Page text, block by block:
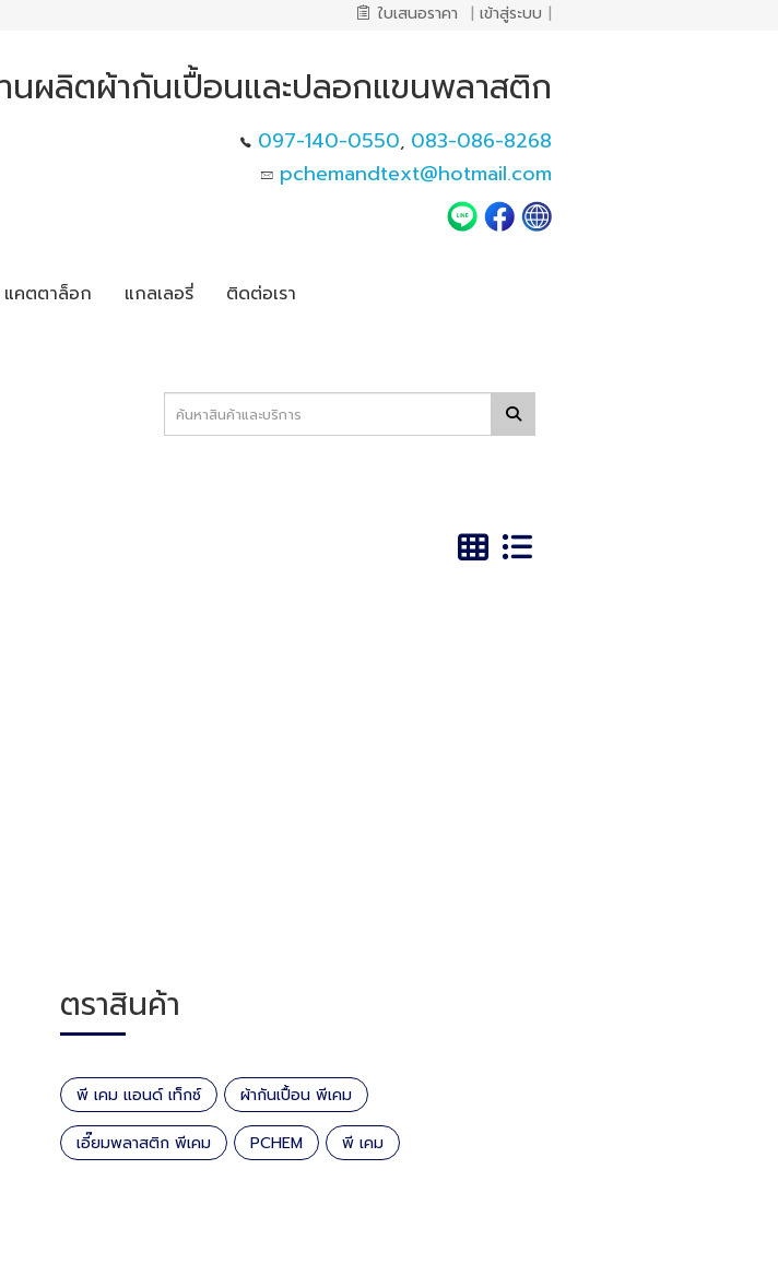
ใบเสนอราคา | เข้าสู่ระบบ |
นผลิตผ้ากันเปื้อนและปลอกแขนพลาสติก
097-140-0550, 083-086-8268
pchemandtext@hotmail.com
แคตตาล็อก แกลเลอรี่ ติดต่อเรา
ตราสินค้า
พี เคม แอนด์ เท็กซ์ ผ้ากันเปื้อน พีเคม
เอี๊ยมพลาสติก พีเคม PCHEM พี เคม